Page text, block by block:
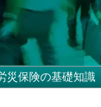
災保険の基礎知識